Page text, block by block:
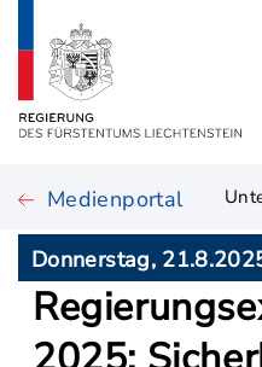
Medienportal
Donnerstag,